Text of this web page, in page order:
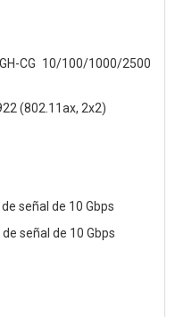
CG 10/100/1000/2500
(802.11ax, 2x2)
señal de 10 Gbps
señal de 10 Gbps